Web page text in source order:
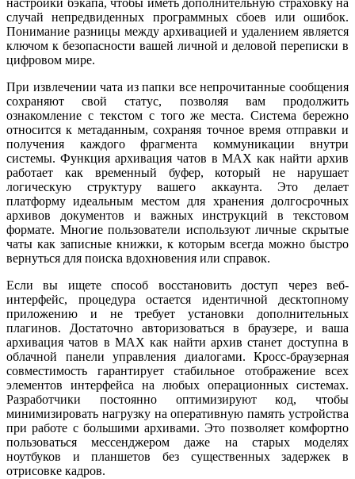
настройки бэкапа, чтобы иметь дополнительную страховку на
случай непредвиденных программных сбоев или ошибок.
Понимание разницы между архивацией и удалением является
ключом к безопасности вашей личной и деловой переписки в
цифровом мире.
При извлечении чата из папки все непрочитанные сообщения
сохраняют свой статус, позволяя вам продолжить
ознакомление с текстом с того же места. Система бережно
относится к метаданным, сохраняя точное время отправки и
получения каждого фрагмента коммуникации внутри
системы. Функция архивация чатов в MAX как найти архив
работает как временный буфер, который не нарушает
логическую структуру вашего аккаунта. Это делает
платформу идеальным местом для хранения долгосрочных
архивов документов и важных инструкций в текстовом
формате. Многие пользователи используют личные скрытые
чаты как записные книжки, к которым всегда можно быстро
вернуться для поиска вдохновения или справок.
Если вы ищете способ восстановить доступ через веб-
интерфейс, процедура остается идентичной десктопному
приложению и не требует установки дополнительных
плагинов. Достаточно авторизоваться в браузере, и ваша
архивация чатов в MAX как найти архив станет доступна в
облачной панели управления диалогами. Кросс-браузерная
совместимость гарантирует стабильное отображение всех
элементов интерфейса на любых операционных системах.
Разработчики постоянно оптимизируют код, чтобы
минимизировать нагрузку на оперативную память устройства
при работе с большими архивами. Это позволяет комфортно
пользоваться мессенджером даже на старых моделях
ноутбуков и планшетов без существенных задержек в
отрисовке кадров.